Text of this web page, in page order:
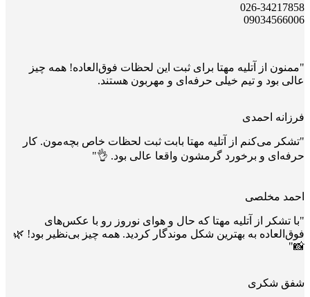
026-34217858
09034566006
"ممنون از آتلیه مهتا برای ثبت این لحظات فوق‌العاده! همه چیز
عالی بود و تیم خیلی حرفه‌ای و مهربون هستند.
فرزانه احمدی
"تشکر می‌کنم از آتلیه مهتا بابت ثبت لحظات خاص بچه‌مون. کار
حرفه‌ای و برخورد گرمشون واقعا عالی بود. 👌"
احمد مخلصی
"با تشکر از آتلیه مهتا که حال و هوای نوروز رو با عکس‌های
فوق‌العاده به بهترین شکل موندگار کردید. همه چیز بی‌نظیر بود! 🌿
📸"
شفق شکری